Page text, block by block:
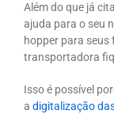
Além do que já
ajuda para o seu
hopper para seus
transportadora
Isso é possível
a digitalização